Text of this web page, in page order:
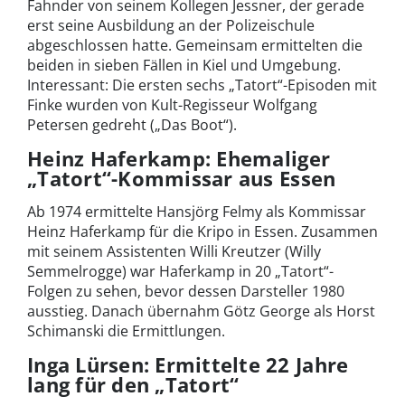
Fahnder von seinem Kollegen Jessner, der gerade
erst seine Ausbildung an der Polizeischule
abgeschlossen hatte. Gemeinsam ermittelten die
beiden in sieben Fällen in Kiel und Umgebung.
Interessant: Die ersten sechs „Tatort“-Episoden mit
Finke wurden von Kult-Regisseur Wolfgang
Petersen gedreht („Das Boot“).
Heinz Haferkamp: Ehemaliger
„Tatort“-Kommissar aus Essen
Ab 1974 ermittelte Hansjörg Felmy als Kommissar
Heinz Haferkamp für die Kripo in Essen. Zusammen
mit seinem Assistenten Willi Kreutzer (Willy
Semmelrogge) war Haferkamp in 20 „Tatort“-
Folgen zu sehen, bevor dessen Darsteller 1980
ausstieg. Danach übernahm Götz George als Horst
Schimanski die Ermittlungen.
Inga Lürsen: Ermittelte 22 Jahre
lang für den „Tatort“